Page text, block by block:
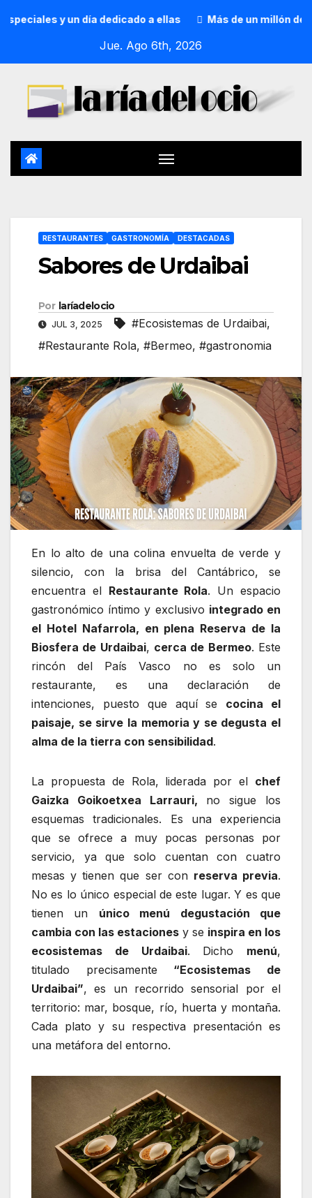
y un día dedicado a ellas Más de un millón de
Jue. Ago 6th, 2026
RESTAURANTES GASTRONOMÍA DESTACADAS
Sabores de Urdaibai
Por laríadelocio
JUL 3, 2025 #Ecosistemas de Urdaibai,
#Restaurante Rola, #Bermeo, #gastronomia
En lo alto de una colina envuelta de verde y
silencio, con la brisa del Cantábrico, se
encuentra el Restaurante Rola. Un espacio
gastronómico íntimo y exclusivo integrado en
el Hotel Nafarrola, en plena Reserva de la
Biosfera de Urdaibai, cerca de Bermeo. Este
rincón del País Vasco no es solo un
restaurante, es una declaración de
intenciones, puesto que aquí se cocina el
paisaje, se sirve la memoria y se degusta el
alma de la tierra con sensibilidad.
La propuesta de Rola, liderada por el chef
Gaizka Goikoetxea Larrauri, no sigue los
esquemas tradicionales. Es una experiencia
que se ofrece a muy pocas personas por
servicio, ya que solo cuentan con cuatro
mesas y tienen que ser con reserva previa.
No es lo único especial de este lugar. Y es que
tienen un único menú degustación que
cambia con las estaciones y se inspira en los
ecosistemas de Urdaibai. Dicho menú,
titulado precisamente “Ecosistemas de
Urdaibai”, es un recorrido sensorial por el
territorio: mar, bosque, río, huerta y montaña.
Cada plato y su respectiva presentación es
una metáfora del entorno.